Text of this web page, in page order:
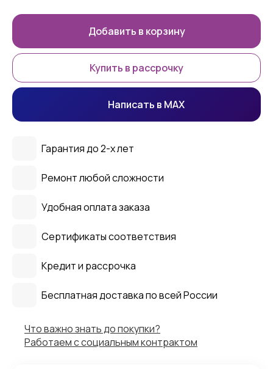
Добавить в корзину
Купить в рассрочку
Написать в MAX
Гарантия до 2-х лет
Ремонт любой сложности
Удобная оплата заказа
Сертификаты соответствия
Кредит и рассрочка
Бесплатная доставка по всей России
Что важно знать до покупки?
Работаем с социальным контрактом